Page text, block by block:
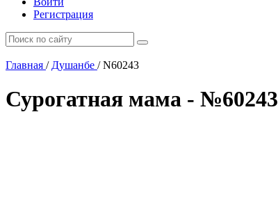
Регистрация
Главная / Душанбе /N60243
Сурогатная мама - №60243